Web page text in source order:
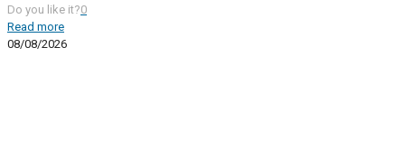
Do you like it?0
Read more
08/08/2026